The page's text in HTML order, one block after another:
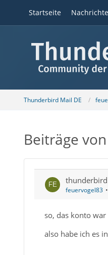
Startseite
Thunderbird Mail DE
Beiträge
feuervogel83
so, das konto
also habe ich es